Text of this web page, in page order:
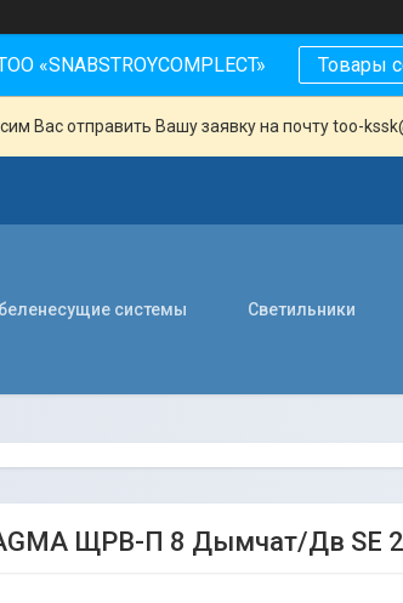
«SNABSTROYCOMPLECT» Товары
Вас отправить Вашу заявку на почту too-
системы Светильники
ЩРВ-П 8 Дымчат/Дв SE